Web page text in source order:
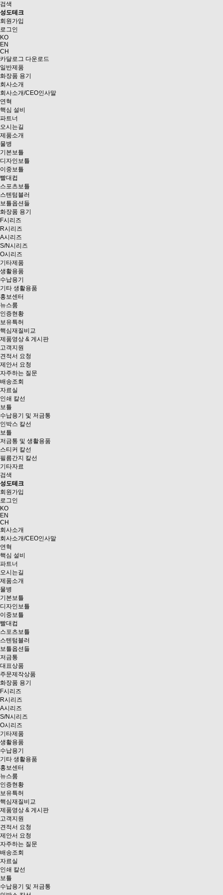
검색
성도테크
회원가입
로그인
KO
EN
CH
카달로그 다운로드
일반제품
화장품 용기
회사소개
회사소개/CEO인사말
연혁
핵심 설비
파트너
오시는길
제품소개
물병
기본보틀
디자인보틀
이중보틀
빨대컵
스포츠보틀
스텐텀블러
보틀옵션들
화장품 용기
F시리즈
R시리즈
A시리즈
S/N시리즈
O시리즈
기타제품
생활용품
수납용기
기타 생활용품
홍보센터
뉴스룸
인증현황
보유특허
핵심재질비교
제품영상 & 게시판
고객지원
견적서 요청
제안서 요청
자주하는 질문
배송조회
자료실
인쇄 칼선
보틀
수납용기 및 저금통
인박스 칼선
보틀
저금통 및 생활용품
스티커 칼선
필름간지 칼선
기타자료
검색
성도테크
회원가입
로그인
KO
EN
CH
회사소개
회사소개/CEO인사말
연혁
핵심 설비
파트너
오시는길
제품소개
물병
기본보틀
디자인보틀
이중보틀
빨대컵
스포츠보틀
스텐텀블러
보틀옵션들
저금통
대표상품
주문제작상품
화장품 용기
F시리즈
R시리즈
A시리즈
S/N시리즈
O시리즈
기타제품
생활용품
수납용기
기타 생활용품
홍보센터
뉴스룸
인증현황
보유특허
핵심재질비교
제품영상 & 게시판
고객지원
견적서 요청
제안서 요청
자주하는 질문
배송조회
자료실
인쇄 칼선
보틀
수납용기 및 저금통